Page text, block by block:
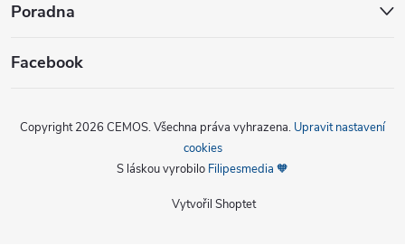
Poradna
Facebook
Vytvořil Shoptet
Copyright 2026 CEMOS. Všechna práva vyhrazena. Upravit nastavení
cookies
S láskou vyrobilo Filipesmedia 🧡